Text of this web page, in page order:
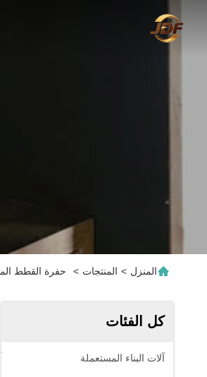
المنزل > المنتجات > حفرة القطط
كل الفئات
آلات البناء المستعملة